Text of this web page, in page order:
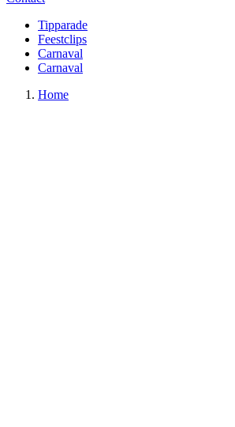
Tipparade
Feestclips
Carnaval
Carnaval
Home